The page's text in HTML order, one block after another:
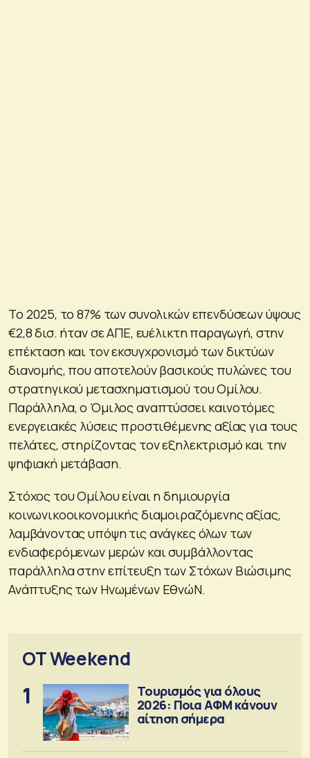
Το 2025, το 87% των συνολικών επενδύσεων ύψους
€2,8 δισ. ήταν σε ΑΠΕ, ευέλικτη παραγωγή, στην
επέκταση και τον εκσυγχρονισμό των δικτύων
διανομής, που αποτελούν βασικούς πυλώνες του
στρατηγικού μετασχηματισμού του Ομίλου.
Παράλληλα, ο Όμιλος αναπτύσσει καινοτόμες
ενεργειακές λύσεις προστιθέμενης αξίας για τους
πελάτες, στηρίζοντας τον εξηλεκτρισμό και την
ψηφιακή μετάβαση.
Στόχος του Ομίλου είναι η δημιουργία
κοινωνικοοικονομικής διαμοιραζόμενης αξίας,
λαμβάνοντας υπόψη τις ανάγκες όλων των
ενδιαφερόμενων μερών και συμβάλλοντας
παράλληλα στην επίτευξη των Στόχων Βιώσιμης
Ανάπτυξης των Ηνωμένων ΕθνώΝ.
OT Weekend
1
Τουρισμός για όλους
2026: Ποια ΑΦΜ κάνουν
αίτηση σήμερα